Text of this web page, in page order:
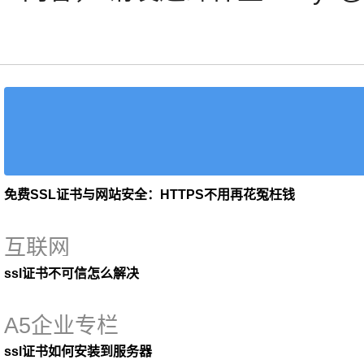
免费SSL证书与网站安全：HTTPS不用再花冤枉钱
互联网
ssl证书不可信怎么解决
A5企业专栏
ssl证书如何安装到服务器